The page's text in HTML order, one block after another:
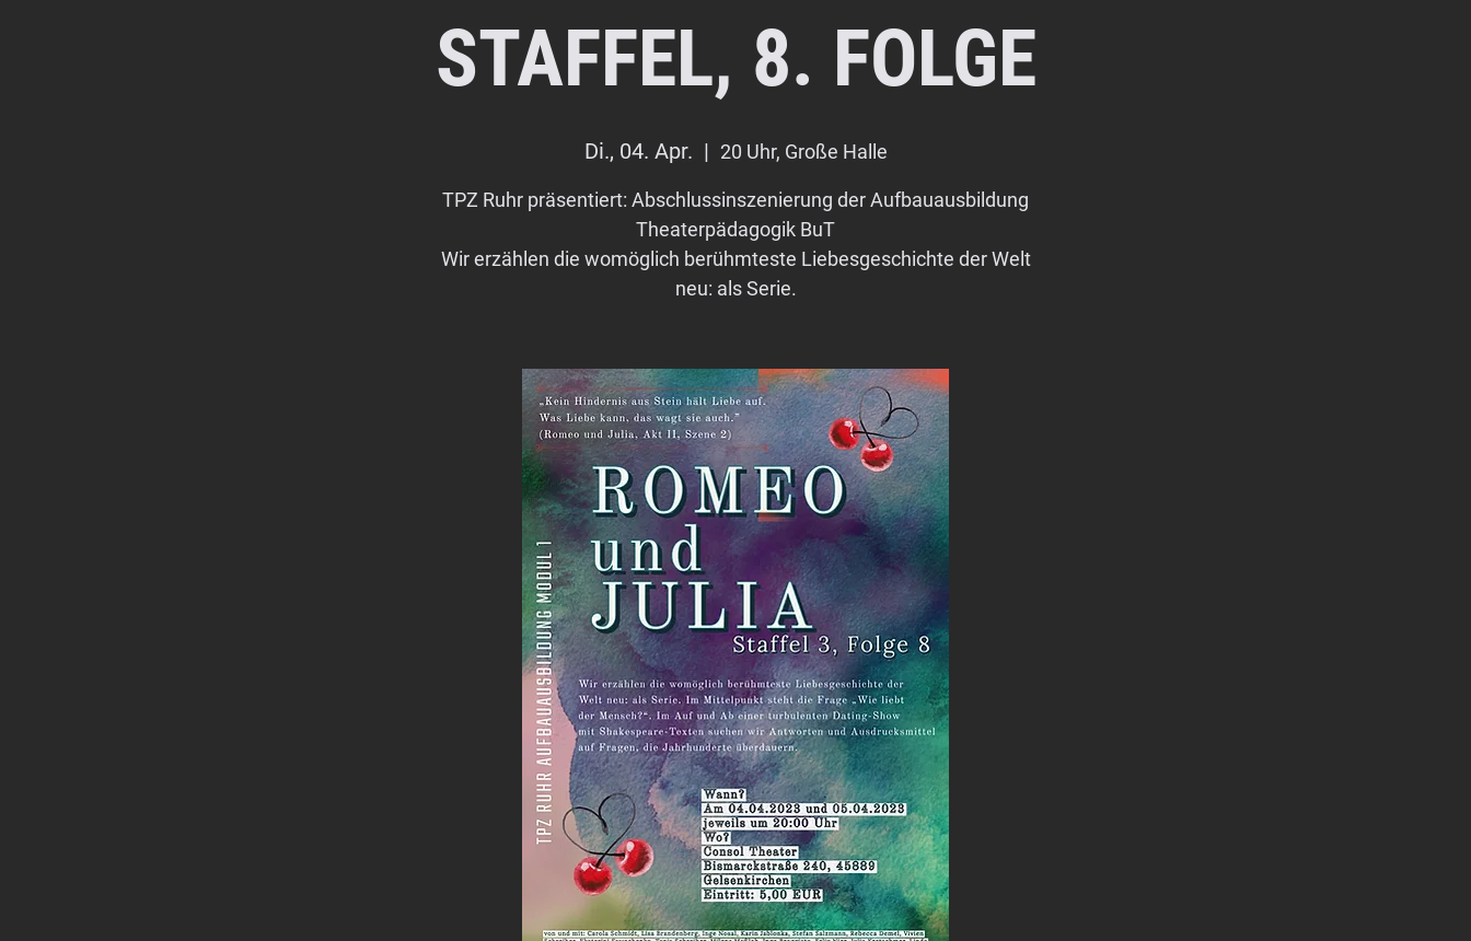
STAFFEL, 8. FOLGE
Di., 04. Apr.
  |
20 Uhr, Große Halle
TPZ Ruhr präsentiert: Abschlussinszenierung der Aufbauausbildung
Theaterpädagogik BuT
Wir erzählen die womöglich berühmteste Liebesgeschichte der Welt
neu: als Serie.